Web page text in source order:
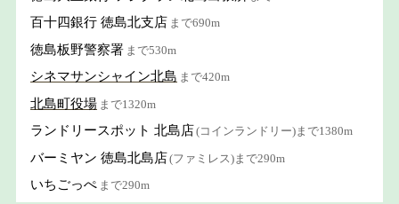
百十四銀行 徳島北支店 まで690m
徳島板野警察署 まで530m
シネマサンシャイン北島 まで420m
北島町役場 まで1320m
ランドリースポット 北島店(コインランドリー)まで1380m
バーミヤン 徳島北島店(ファミレス)まで290m
いちごっぺ まで290m